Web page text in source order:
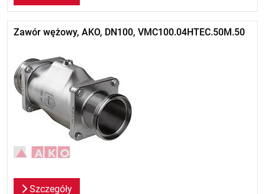
Zawór wężowy, AKO, DN100, VMC100.04HTEC.50M.50
Szczegóły